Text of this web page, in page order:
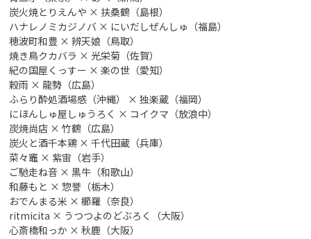
炭火焼とりえんや × 扶桑鶴（島根）
ハナレノミカジノバ × にいだしぜんしゅ（福島）
穂波町和豊 × 辨天娘（鳥取）
焼き鳥クカバラ × 光栄菊（佐賀）
紀の国屋くっすー × 楽の世（愛知）
穀雨 × 龍勢（広島）
ふらり酔処酒場感（沖縄） × 独楽蔵（福岡）
にほんしゅ屋しゅうろく × コイクマ（放浪中）
炭焼尚店 × 竹鶴（広島）
炭火と酒千本鶏 × 千代田蔵（兵庫）
菜々竈 × 紫宙（岩手）
ご馳走ね音 × 黒牛（和歌山）
和藤もと × 惣誉（栃木）
おでんまる米 × 櫛羅（奈良）
ritmicita × うつつよのどぶろく（大阪）
心斎橋和っか × 秋鹿（大阪）